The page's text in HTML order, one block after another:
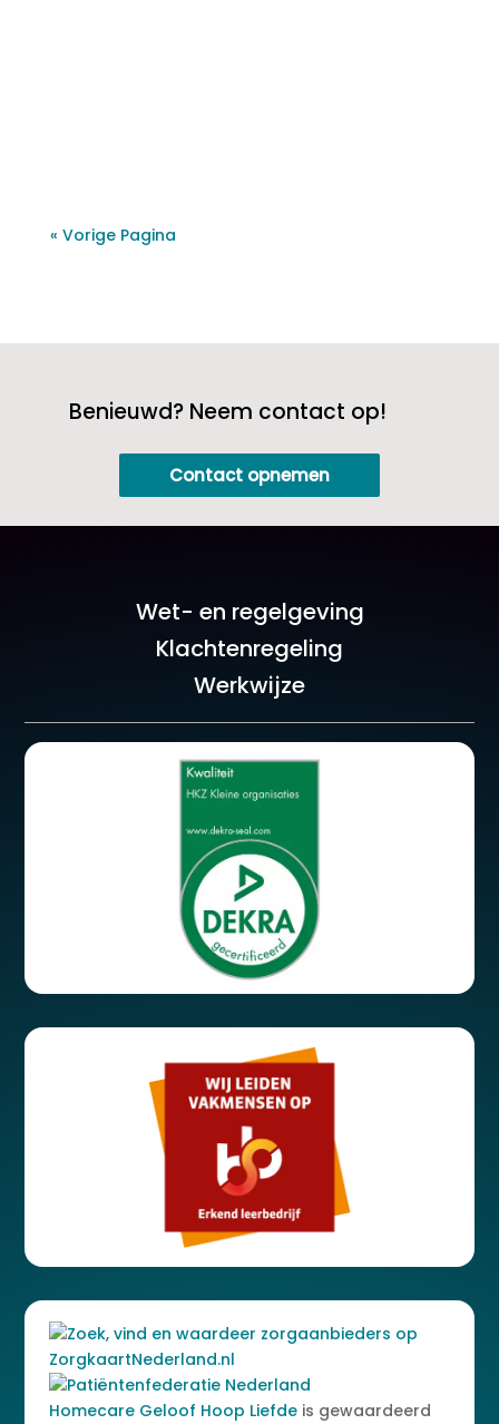
« Vorige Pagina
Benieuwd? Neem contact op!
Contact opnemen
Wet- en regelgeving
Klachtenregeling
Werkwijze
Homecare Geloof Hoop Liefde is gewaardeerd